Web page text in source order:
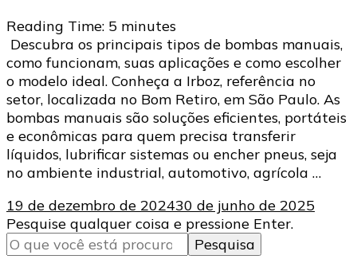
Reading Time: 5 minutes
Descubra os principais tipos de bombas manuais,
como funcionam, suas aplicações e como escolher
o modelo ideal. Conheça a Irboz, referência no
setor, localizada no Bom Retiro, em São Paulo. As
bombas manuais são soluções eficientes, portáteis
e econômicas para quem precisa transferir
líquidos, lubrificar sistemas ou encher pneus, seja
no ambiente industrial, automotivo, agrícola …
19 de dezembro de 202430 de junho de 2025
Procurando
algo?
Pesquise qualquer coisa e pressione Enter.